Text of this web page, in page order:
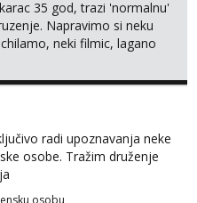
35 god, trazi 'normalnu'
Napravimo si neku
neki filmic, lagano
koliko iznutra. Bucke se
pristojna i dobra, za sve
Zagreb.
radi upoznavanja neke
osobe. Tražim druženje
osobu